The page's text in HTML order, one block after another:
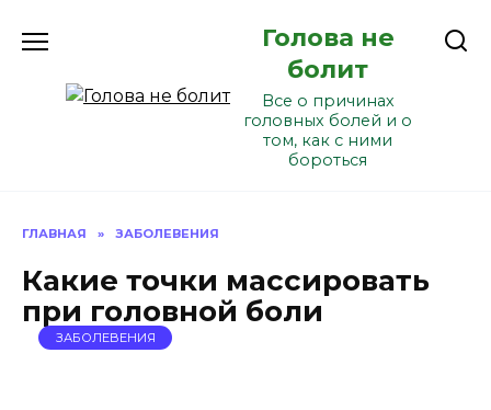
Голова не
болит
Все о причинах
головных болей и о
том, как с ними
бороться
ГЛАВНАЯ » ЗАБОЛЕВЕНИЯ
Какие точки массировать
при головной боли
ЗАБОЛЕВЕНИЯ